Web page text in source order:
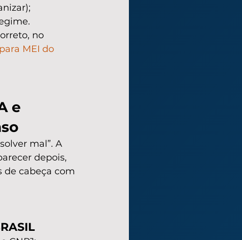
no
MEI do
e
mal”. A
depois,
de cabeça com